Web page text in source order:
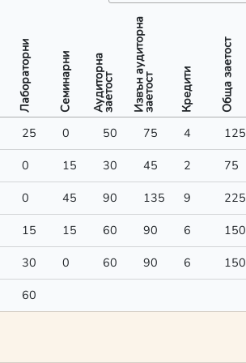
Лабораторни Семинарни Aудиторназаетост Извън аудиторназаетост Кредити Обща заетост
Лабораторни Семинарни Aудиторна заетостИзвън аудиторна Кредити Обща заетост
25 0 50 75 4
125
0 15 30 45 2
75
0 45 90 135 9
225
15 15 60 90 6
150
30 0 60 90 6
150
60